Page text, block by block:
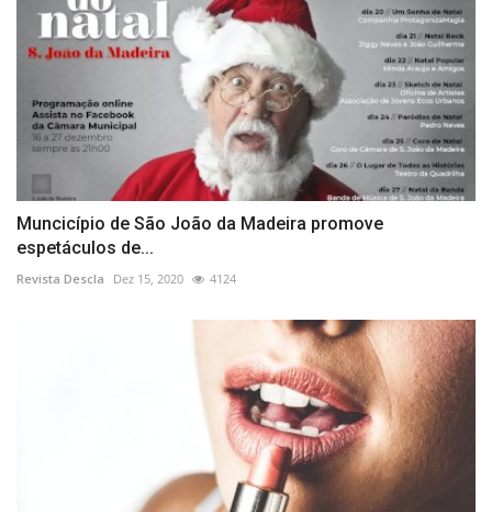
Muncicípio de São João da Madeira promove
espetáculos de...
Revista Descla Dez 15, 2020 4124